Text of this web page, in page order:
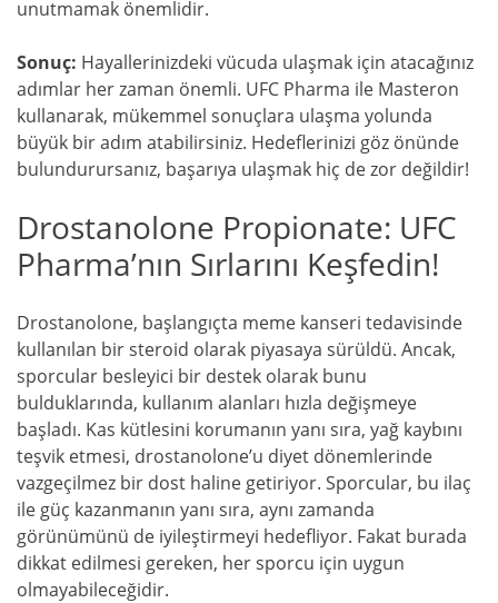
unutmamak önemlidir.
Sonuç: Hayallerinizdeki vücuda ulaşmak için atacağınız
adımlar her zaman önemli. UFC Pharma ile Masteron
kullanarak, mükemmel sonuçlara ulaşma yolunda
büyük bir adım atabilirsiniz. Hedeflerinizi göz önünde
bulundurursanız, başarıya ulaşmak hiç de zor değildir!
Drostanolone Propionate: UFC
Pharma’nın Sırlarını Keşfedin!
Drostanolone, başlangıçta meme kanseri tedavisinde
kullanılan bir steroid olarak piyasaya sürüldü. Ancak,
sporcular besleyici bir destek olarak bunu
bulduklarında, kullanım alanları hızla değişmeye
başladı. Kas kütlesini korumanın yanı sıra, yağ kaybını
teşvik etmesi, drostanolone’u diyet dönemlerinde
vazgeçilmez bir dost haline getiriyor. Sporcular, bu ilaç
ile güç kazanmanın yanı sıra, aynı zamanda
görünümünü de iyileştirmeyi hedefliyor. Fakat burada
dikkat edilmesi gereken, her sporcu için uygun
olmayabileceğidir.